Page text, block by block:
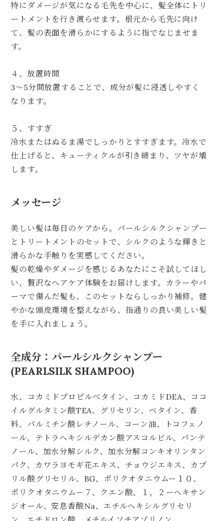
特にダメージが気になる毛先を中心に、髪全体にトリ
ートメントを行き渡らせます。根元から毛先に向け
て、髪の表面を滑らかにするように指でなじませま
す。
４、放置時間
3～5分間放置することで、成分が髪に浸透しやすく
なります。
５、すすぎ
冷水またはぬるま湯でしっかりとすすぎます。冷水で
仕上げると、キューティクルが引き締まり、ツヤが増
します。
メッセージ
美しい髪は毎日のケアから。パールシルクシャンプー
とトリートメントのセットで、シルクのような輝きと
滑らかな手触りを実感してください。
髪の乾燥やダメージを感じるあなたにこそ試してほし
い、贅沢なヘアケア体験をお届けします。カラーやパ
ーマで傷んだ髪も、このセットならしっかり補修。健
やかな頭皮環境を整えながら、指通りの良い美しい髪
を手に入れましょう。
全成分：パールシルクシャンプー
(PEARLSILK SHAMPOO)
水、コカミドプロピルベタイン、コカミドDEA、ココ
イルグルタミン酸TEA、グリセリン、ベタイン、香
料、パルミチン酸レチノール、コーン油、トコフェノ
ール、テトラヘキシルデカン酸アスコルビル、パンテ
ノール、加水分解シルク、加水分解コンキオリンタン
パク、カワラヨモギ花エキス、チョウジエキス、カプ
リル酸グリセリル、BG、ポリクオタニウムー１０、
ポリクオタニウムー７、クエン酸、１，２ーヘキサン
ジオール、安息香酸Na、エチルヘキシルグリセリ